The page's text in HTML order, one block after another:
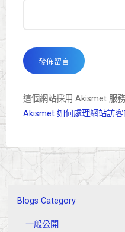
這個網站採用 Akismet 服
Akismet 如何處理網站訪
Blogs Category
一般公開